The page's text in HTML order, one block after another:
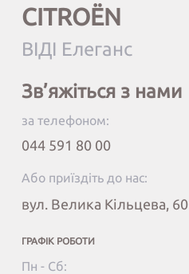
CITROËN
ВІДІ Елеганс
Зв’яжіться з нами
за телефоном:
044 591 80 00
Або приїздіть до нас:
вул. Велика Кільцева, 60
ГРАФІК РОБОТИ
Пн - Сб: